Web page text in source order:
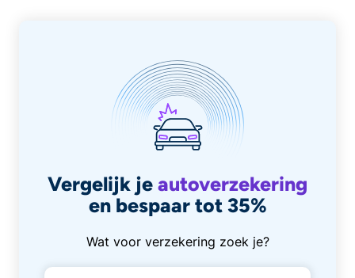
Vergelijk je autoverzekering
en bespaar tot 35%
Wat voor verzekering zoek je?